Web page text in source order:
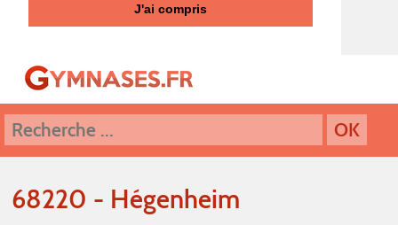
J'ai compris
68220 - Hégenheim